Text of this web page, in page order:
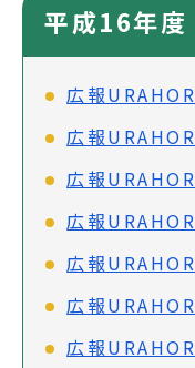
平成16年度
広報
広報
広報
広報
広報
広報
広報